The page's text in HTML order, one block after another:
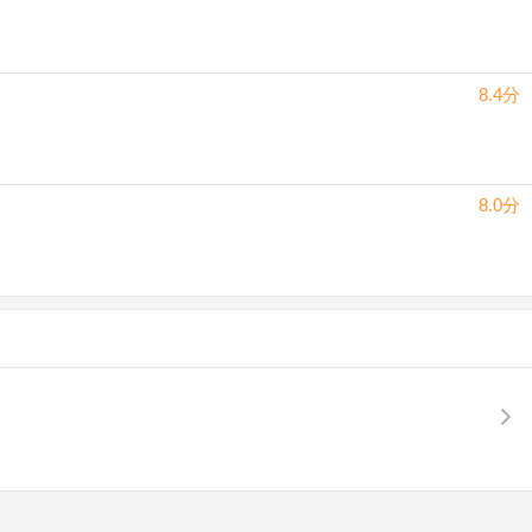
8.4分
8.0分